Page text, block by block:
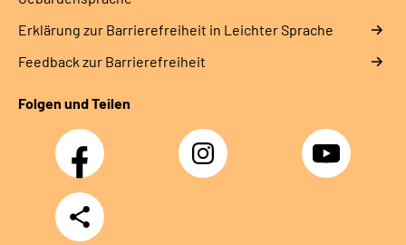
Erklärung zur Barrierefreiheit in Leichter Sprache
Feedback zur Barrierefreiheit
Folgen und Teilen
Facebook Instagram YouTube
Teilen